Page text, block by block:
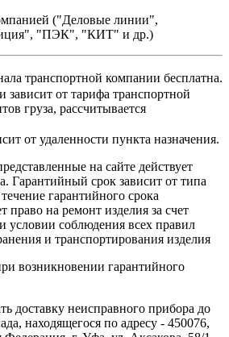
("Деловые линии",
"ПЭК", "КИТ" и др.)
транспортной компании бесплатна.
зависит от тарифа транспортной
груза, рассчитывается
от удаленности пункта назначения.
на сайте действует
Гарантийный срок зависит от типа
гарантийного срока
право на ремонт изделия за счет
условии соблюдения всех правил
и транспортирования изделия
возникновении гарантийного
доставку неисправного прибора до
находящегося по адресу - 450076,